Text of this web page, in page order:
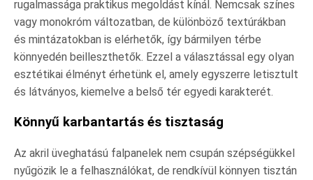
rugalmassága praktikus megoldást kínál. Nemcsak színes
vagy monokróm változatban, de különböző textúrákban
és mintázatokban is elérhetők, így bármilyen térbe
könnyedén beilleszthetők. Ezzel a választással egy olyan
esztétikai élményt érhetünk el, amely egyszerre letisztult
és látványos, kiemelve a belső tér egyedi karakterét.
Könnyű karbantartás és tisztaság
Az akril üveghatású falpanelek nem csupán szépségükkel
nyűgözik le a felhasználókat, de rendkívül könnyen tisztán